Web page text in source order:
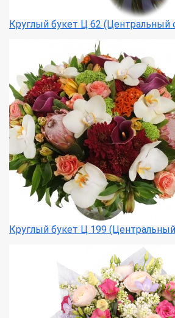
Круглый букет Ц 62 (Центральный
Круглый букет Ц 199